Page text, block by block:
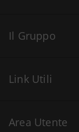
Il Gruppo
Link Utili
Area Utente